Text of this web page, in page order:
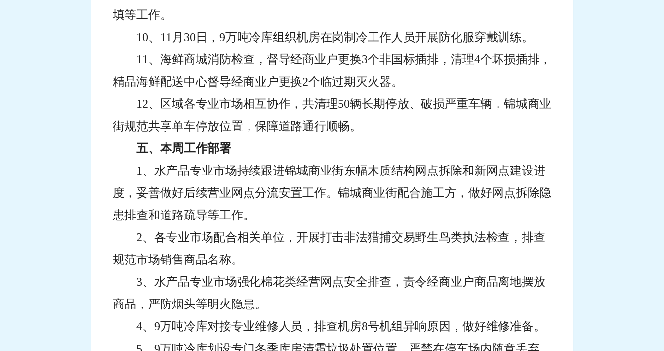
填等工作。
10、11月30日，9万吨冷库组织机房在岗制冷工作人员开展防化服穿戴训练。
11、海鲜商城消防检查，督导经商业户更换3个非国标插排，清理4个坏损插排，
精品海鲜配送中心督导经商业户更换2个临过期灭火器。
12、区域各专业市场相互协作，共清理50辆长期停放、破损严重车辆，锦城商业
街规范共享单车停放位置，保障道路通行顺畅。
五、本周工作部署
1、水产品专业市场持续跟进锦城商业街东幅木质结构网点拆除和新网点建设进
度，妥善做好后续营业网点分流安置工作。锦城商业街配合施工方，做好网点拆除隐
患排查和道路疏导等工作。
2、各专业市场配合相关单位，开展打击非法猎捕交易野生鸟类执法检查，排查
规范市场销售商品名称。
3、水产品专业市场强化棉花类经营网点安全排查，责令经商业户商品离地摆放
商品，严防烟头等明火隐患。
4、9万吨冷库对接专业维修人员，排查机房8号机组异响原因，做好维修准备。